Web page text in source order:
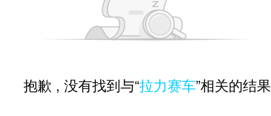
抱歉 , 没有找到与“拉力赛车”相关的结果